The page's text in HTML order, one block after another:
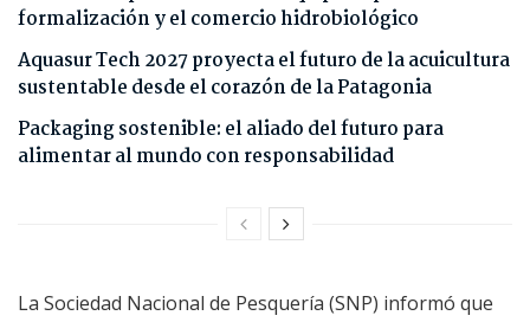
formalización y el comercio hidrobiológico
Aquasur Tech 2027 proyecta el futuro de la acuicultura
sustentable desde el corazón de la Patagonia
Packaging sostenible: el aliado del futuro para
alimentar al mundo con responsabilidad
La Sociedad Nacional de Pesquería (SNP) informó que